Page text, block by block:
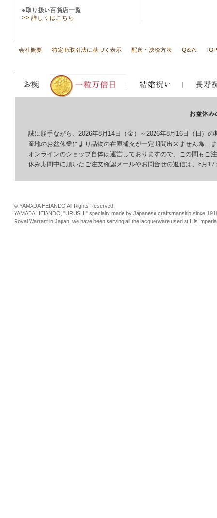
●取り扱い百貨店一覧
>> 詳しくはこちら
会社概要 特定商取引法に基づく表示 配送・決済方法 Q＆A
お盆休み
誠に勝手ながら、2026年8月14日（金）～2026年8月16日（日）の
産地のお盆休業により品物の在庫補充が一定期間出来ません為、
オンラインのショップ自体は運営しておりますので、この間もご
休み期間中に頂いたご注文確認メールやお問合せの返信は、8月17
© YAMADA HEIANDO All Rights Reserved.
YAMADA HEIANDO, "URUSHI" specialty made by Japanese craftsmanship since
Royal Warrant in Japan, we have been serving all the lacquerware used at His